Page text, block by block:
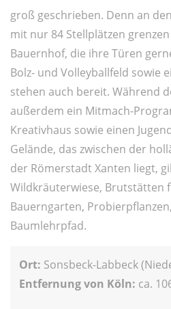
groß geschrieben. Denn an
mit nur 84 Stellplätzen
Bauernhof, die ihre Türen
Bolz- und Volleyballfeld sowie
stehen auch bereit. Während
außerdem ein Mitmach-
Kreativhaus sowie einen
Gelände, das zwischen der
der Römerstadt Xanten liegt,
Wildkräuterwiese, Brutstätten
Bauerngarten,
Baumlehrpfad.
Ort: Sonsbeck-Labbeck
Entfernung von Köln: ca.